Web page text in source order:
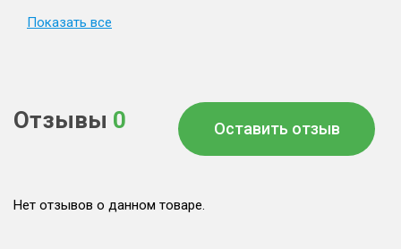
Показать все
Отзывы 0 Оставить отзыв
Нет отзывов о данном товаре.